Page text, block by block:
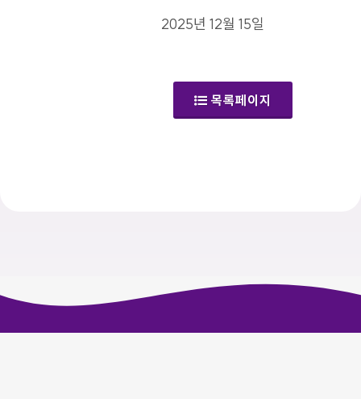
2025년 12월 15일
목록페이지